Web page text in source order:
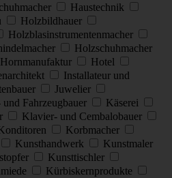
Haustechnik
Holzbildhauer
Holzblasinstrumentenmacher
Holzschuhmacher
Hornmanufaktur
Hotel
Installateur und
Juwelier
und Fahrzeugbauer
Käserei
Klavier- und Cembalobauer
Korbmacher
Kunsthandwerk
Kunstmaler
Kunsttischler
Kürbiskernprodukte